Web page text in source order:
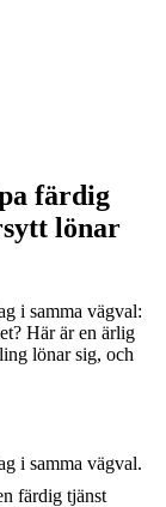
färdig
lönar
i samma vägval:
Här är en ärlig
lönar sig, och
i samma vägval.
färdig tjänst